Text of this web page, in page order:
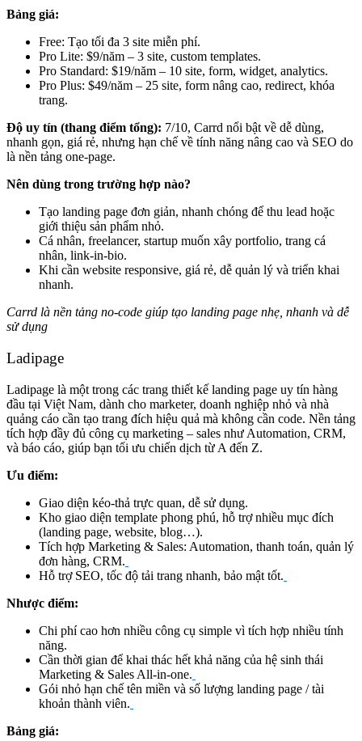
Bảng giá:
Free: Tạo tối đa 3 site miễn phí.
Pro Lite: $9/năm – 3 site, custom templates.
Pro Standard: $19/năm – 10 site, form, widget, analytics.
Pro Plus: $49/năm – 25 site, form nâng cao, redirect, khóa
trang.
Độ uy tín (thang điểm tổng): 7/10, Carrd nổi bật về dễ dùng,
nhanh gọn, giá rẻ, nhưng hạn chế về tính năng nâng cao và SEO do
là nền tảng one-page.
Nên dùng trong trường hợp nào?
Tạo landing page đơn giản, nhanh chóng để thu lead hoặc
giới thiệu sản phẩm nhỏ.
Cá nhân, freelancer, startup muốn xây portfolio, trang cá
nhân, link-in-bio.
Khi cần website responsive, giá rẻ, dễ quản lý và triển khai
nhanh.
Carrd là nền tảng no‑code giúp tạo landing page nhẹ, nhanh và dễ
sử dụng
Ladipage
Ladipage là một trong các trang thiết kế landing page uy tín hàng
đầu tại Việt Nam, dành cho marketer, doanh nghiệp nhỏ và nhà
quảng cáo cần tạo trang đích hiệu quả mà không cần code. Nền tảng
tích hợp đầy đủ công cụ marketing – sales như Automation, CRM,
và báo cáo, giúp bạn tối ưu chiến dịch từ A đến Z.
Ưu điểm:
Giao diện kéo-thả trực quan, dễ sử dụng.
Kho giao diện template phong phú, hỗ trợ nhiều mục đích
(landing page, website, blog…).
Tích hợp Marketing & Sales: Automation, thanh toán, quản lý
đơn hàng, CRM.
Hỗ trợ SEO, tốc độ tải trang nhanh, bảo mật tốt.
Nhược điểm:
Chi phí cao hơn nhiều công cụ simple vì tích hợp nhiều tính
năng.
Cần thời gian để khai thác hết khả năng của hệ sinh thái
Marketing & Sales All‑in‑one.
Gói nhỏ hạn chế tên miền và số lượng landing page / tài
khoản thành viên.
Bảng giá: